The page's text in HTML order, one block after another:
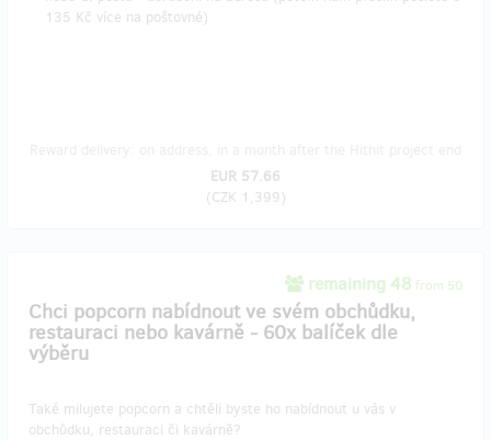
135 Kč více na poštovné)
EUR 57.66
(CZK 1,399)
remaining 48 from 50
Chci popcorn nabídnout ve svém obchůdku,
restauraci nebo kavárně - 60x balíček dle
výběru
Také milujete popcorn a chtěli byste ho nabídnout u vás v
obchůdku, restauraci či kavárně?